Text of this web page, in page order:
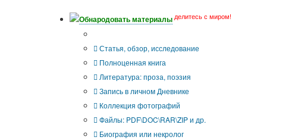
Обнародовать материалы делитесь с миром!
Статья, обзор, исследование
Полноценная книга
Литература: проза, поэзия
Запись в личном Дневнике
Коллекция фотографий
Файлы: PDF\DOC\RAR\ZIP и др.
Биография или некролог